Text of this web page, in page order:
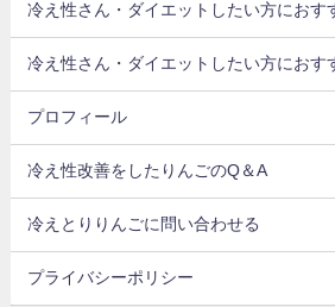
冷え性さん・ダイエットしたい方におす
冷え性さん・ダイエットしたい方におす
プロフィール
冷え性改善をしたりんごのQ＆A
冷えとりりんごに問い合わせる
プライバシーポリシー